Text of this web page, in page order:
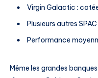
Virgin Galactic :
Plusieurs autres
Performance
Même les grandes